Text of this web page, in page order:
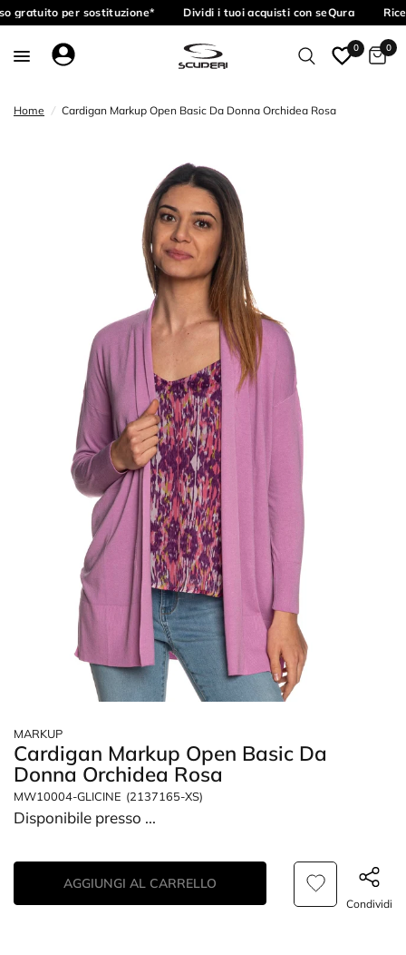
gratuito per sostituzione* Dividi i tuoi acquisti con seQura
0 0
Home / Cardigan Markup Open Basic Da Donna Orchidea Rosa
MARKUP
Cardigan Markup Open Basic Da
Donna Orchidea Rosa
MW10004-GLICINE (2137165-XS)
Disponibile presso ...
AGGIUNGI AL CARRELLO
Condividi